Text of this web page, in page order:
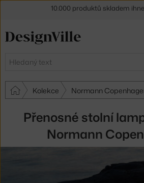
Hledat
Kolekce Normann
Přenosné stolní
Normann
30 dní na vrácení